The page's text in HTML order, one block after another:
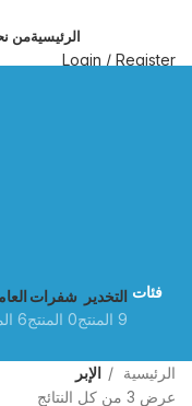
الرئيسيةمن
Login / Register
فئات التخدير
9 المنتج
شفرات
0 المنتج
6 المنتج
الرئيسية
الإبر
عرض ⁦3⁩ من كل النتائج